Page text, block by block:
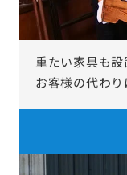
重たい家具も設
お客様の代わり